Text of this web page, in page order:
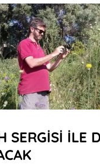
SERGİSİ İLE